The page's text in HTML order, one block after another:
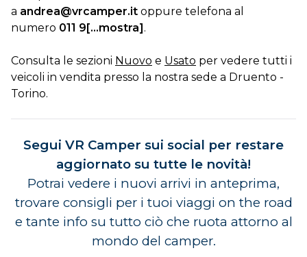
a andrea@vrcamper.it oppure telefona al
numero 011 9[...mostra].
Consulta le sezioni Nuovo e Usato per vedere tutti i
veicoli in vendita presso la nostra sede a Druento -
Torino.
Segui VR Camper sui social per restare
aggiornato su tutte le novità!
Potrai vedere i nuovi arrivi in anteprima,
trovare consigli per i tuoi viaggi on the road
e tante info su tutto ciò che ruota attorno al
mondo del camper.